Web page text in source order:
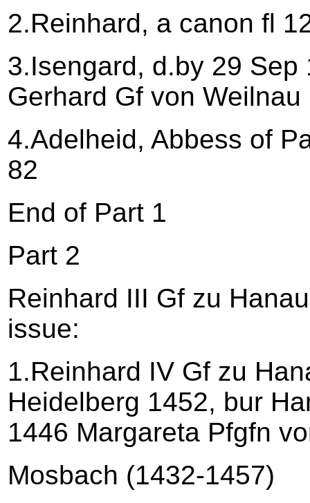
2.Reinhard, a canon fl
3.Isengard, d.by 29 Sep
Gerhard Gf von Weilnau
4.Adelheid, Abbess of
82
End of Part 1
Part 2
Reinhard III Gf zu
issue:
1.Reinhard IV Gf zu
Heidelberg 1452, bur
1446 Margareta Pfgfn
Mosbach (1432-1457)